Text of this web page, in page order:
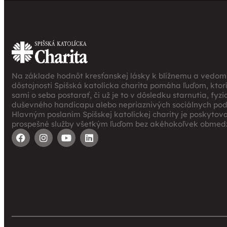
Na základe hodnôt kresťanskej lásky k blížnemu a
dôstojnosti Spišská katolícka charita pomáha ľuďom,
sami o seba postarať, či už je to v dôsledku starnutia,
duševného handicapu alebo nepriaznivých sociálnych
Hlavným poslaním Spišskej katolíckej charity je
prospešné služby všetkým ľuďom bez akéhokoľvek